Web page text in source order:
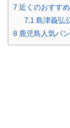
7 近くのおすす
7.1 島津義弘
8 鹿児島人気パ